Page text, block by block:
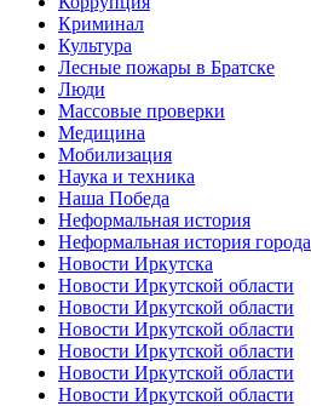
Криминал
Культура
Лесные пожары в Братске
Люди
Массовые проверки
Медицина
Мобилизация
Наука и техника
Наша Победа
Неформальная история
Неформальная история города
Новости Иркутска
Новости Иркутской области
Новости Иркутской области
Новости Иркутской области
Новости Иркутской области
Новости Иркутской области
Новости Иркутской области